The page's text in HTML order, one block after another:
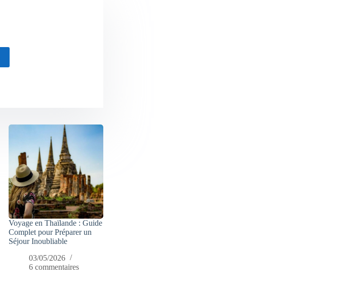
Voyage en Thaïlande : Guide
Complet pour Préparer un
Séjour Inoubliable
03/05/2026
6 commentaires